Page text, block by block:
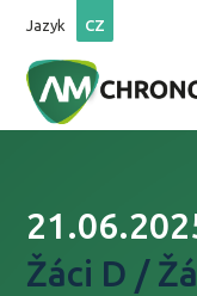
Jazyk CZ
Žáci D /